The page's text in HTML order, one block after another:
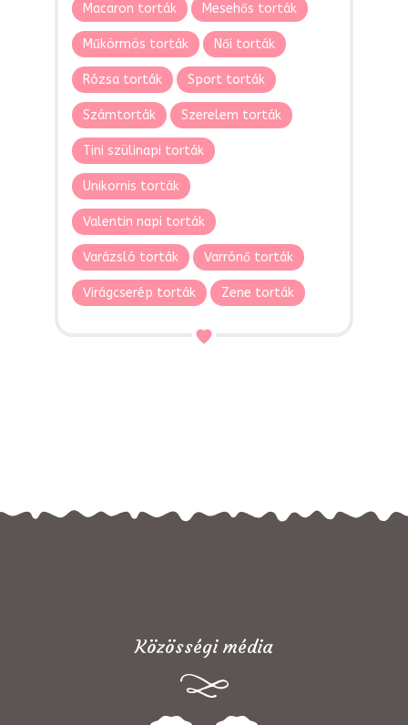
Macaron torták Mesehős torták
Műkörmös torták Női torták
Rózsa torták Sport torták
Számtorták Szerelem torták
Tini szülinapi torták
Unikornis torták
Valentin napi torták
Varázsló torták Varrónő torták
Virágcserép torták Zene torták
Közösségi média